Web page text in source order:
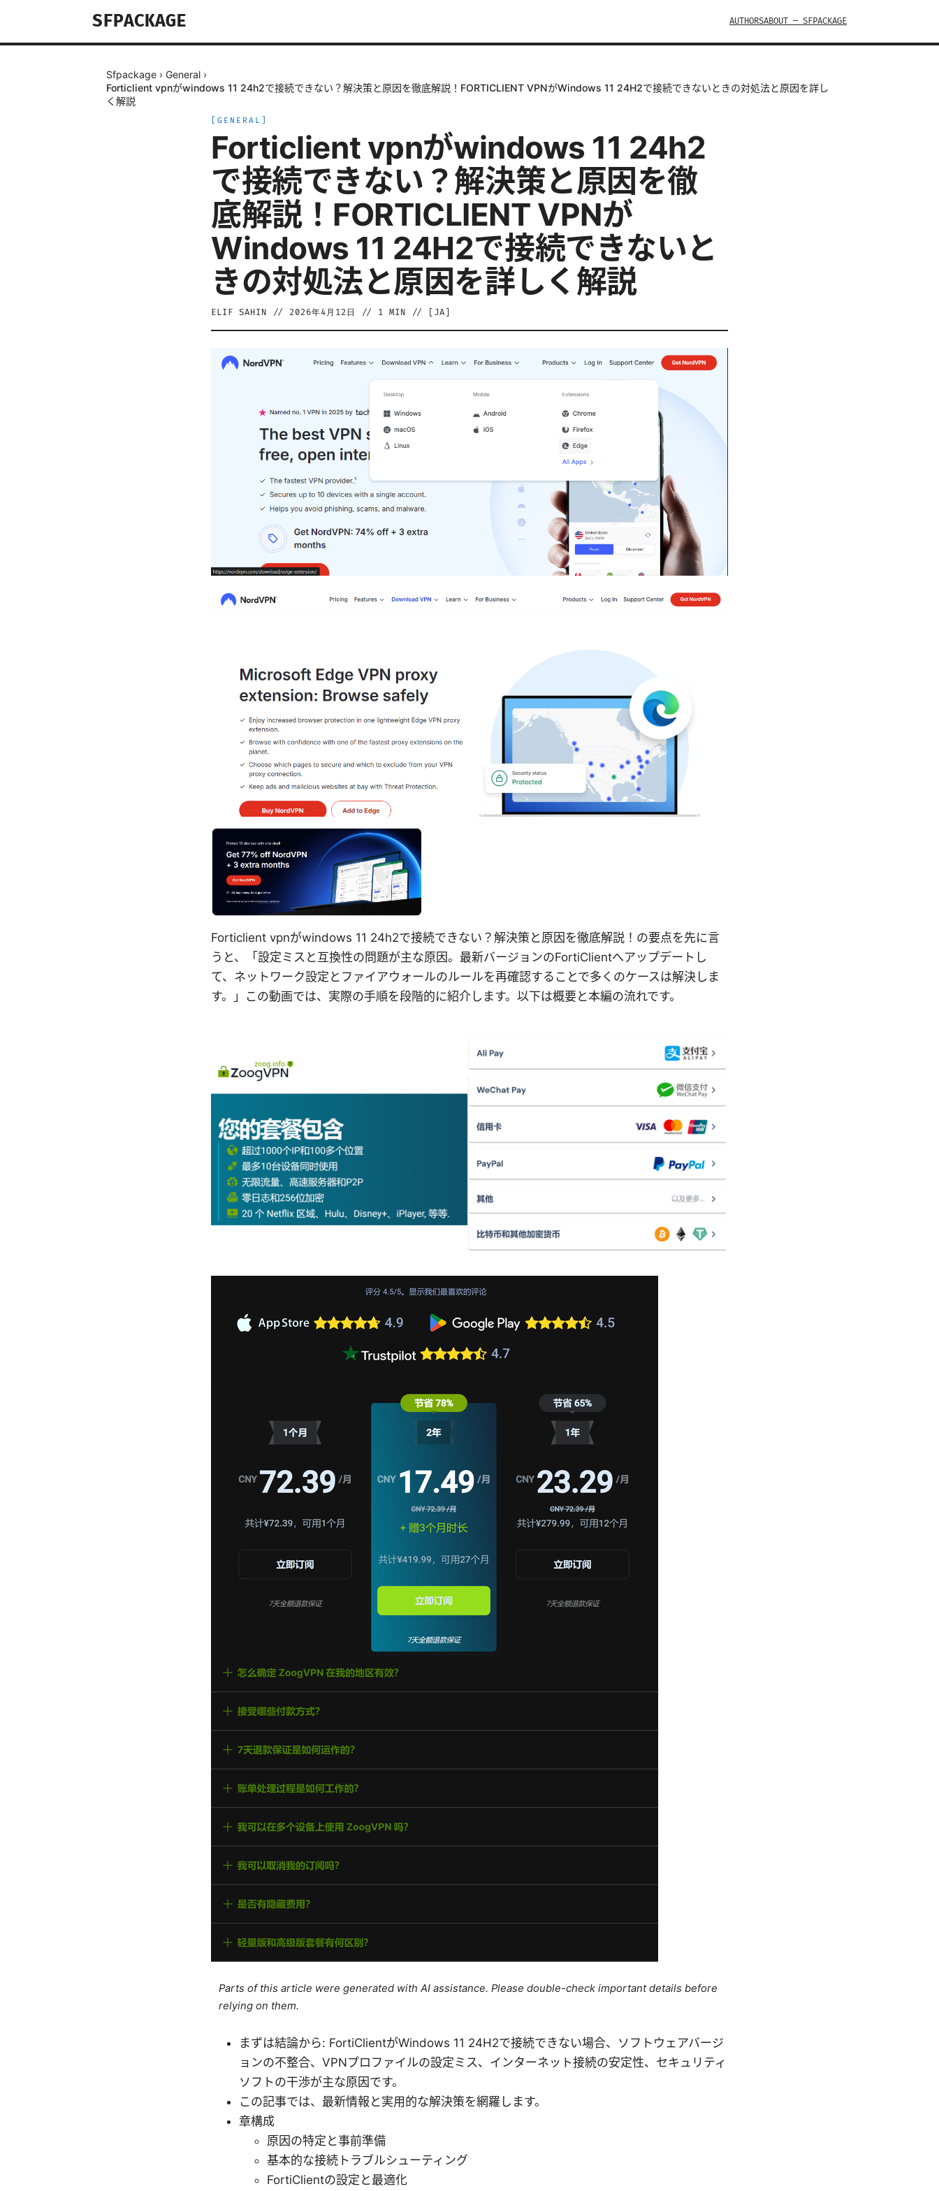
SFPACKAGE AUTHORSABOUT — SFPACKAGE
Sfpackage › General ›
Forticlient vpnがwindows 11 24h2で接続できない？解決策と原因を徹底解説！FORTICLIENT VPNがWindows 11 24H2で接続できないときの対処法と原因を詳し
く解説
GENERAL
Forticlient vpnがwindows 11 24h2
で接続できない？解決策と原因を徹
底解説！FORTICLIENT VPNが
Windows 11 24H2で接続できないと
きの対処法と原因を詳しく解説
ELIF SAHIN // 2026年4月12日 // 1 MIN // [ JA
Forticlient vpnがwindows 11 24h2で接続できない？解決策と原因を徹底解説！の要点を先に言
うと、「設定ミスと互換性の問題が主な原因。最新バージョンのFortiClientへアップデートし
て、ネットワーク設定とファイアウォールのルールを再確認することで多くのケースは解決しま
す。」この動画では、実際の手順を段階的に紹介します。以下は概要と本編の流れです。
Parts of this article were generated with AI assistance. Please double-check important details before
relying on them.
まずは結論から: FortiClientがWindows 11 24H2で接続できない場合、ソフトウェアバージ
ョンの不整合、VPNプロファイルの設定ミス、インターネット接続の安定性、セキュリティ
ソフトの干渉が主な原因です。
この記事では、最新情報と実用的な解決策を網羅します。
章構成
原因の特定と事前準備
基本的な接続トラブルシューティング
FortiClientの設定と最適化